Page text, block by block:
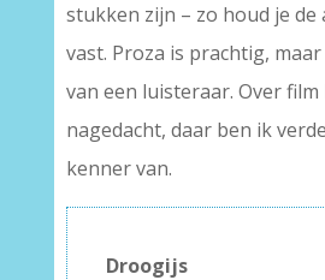
stukken zijn – zo houd je de
vast. Proza is prachtig,
van een luisteraar. Over
nagedacht, daar ben ik
kenner van.
Droogijs